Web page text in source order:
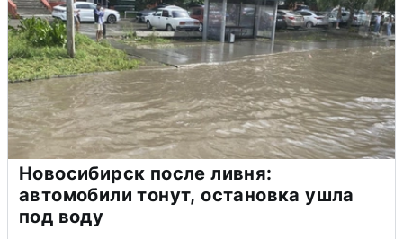
Новосибирск после ливня:
автомобили тонут, остановка ушла
под воду